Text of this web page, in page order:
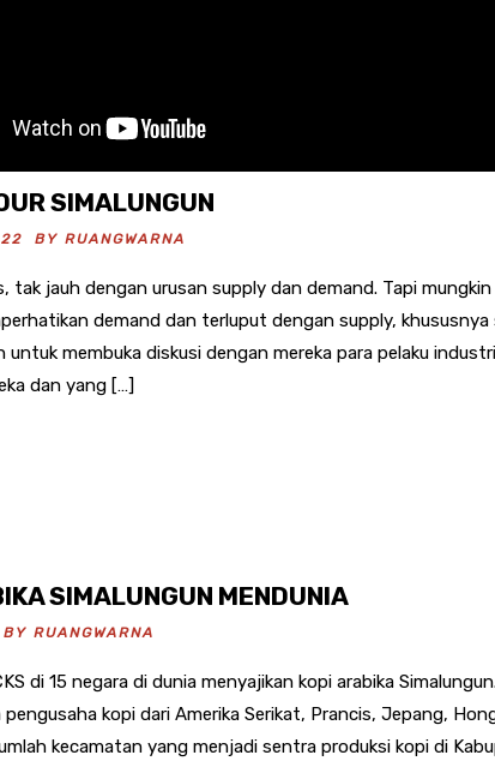
SIMALUNGUN
BY RUANGWARNA
tak jauh dengan urusan supply dan demand. Tapi
demand dan terluput dengan supply,
untuk membuka diskusi dengan mereka para pelaku
dan yang […]
SIMALUNGUN MENDUNIA
RUANGWARNA
di 15 negara di dunia menyajikan kopi arabika
kopi dari Amerika Serikat, Prancis, Jepang,
kecamatan yang menjadi sentra produksi kopi di